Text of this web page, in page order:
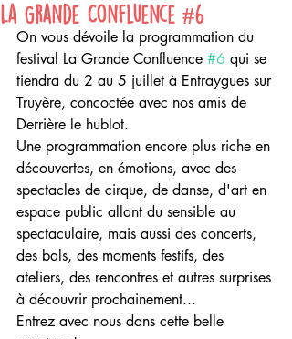
La Grande Confluence #6
On vous dévoile la programmation du
festival La Grande Confluence #6 qui se
tiendra du 2 au 5 juillet à Entraygues sur
Truyère, concoctée avec nos amis de
Derrière le hublot.
Une programmation encore plus riche en
découvertes, en émotions, avec des
spectacles de cirque, de danse, d'art en
espace public allant du sensible au
spectaculaire, mais aussi des concerts,
des bals, des moments festifs, des
ateliers, des rencontres et autres surprises
à découvrir prochainement...
Entrez avec nous dans cette belle